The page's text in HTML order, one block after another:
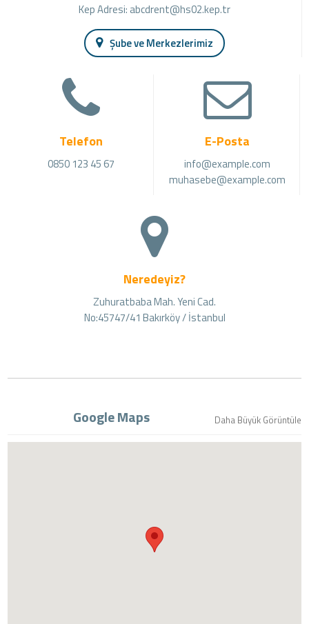
Kep Adresi: abcdrent@hs02.kep.tr
Şube ve Merkezlerimiz
Telefon
0850 123 45 67
E-Posta
info@example.com
muhasebe@example.com
Neredeyiz?
Zuhuratbaba Mah. Yeni Cad.
No:45747/41 Bakırköy / İstanbul
Google Maps Daha Büyük Görüntüle